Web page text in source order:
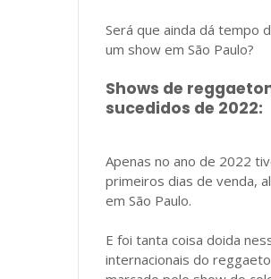
Será que ainda dá tempo
um show em São Paulo?
Shows de
sucedidos de 2022:
Apenas no ano de 2022
primeiros dias de venda,
em São Paulo.
E foi tanta coisa doida
internacionais do